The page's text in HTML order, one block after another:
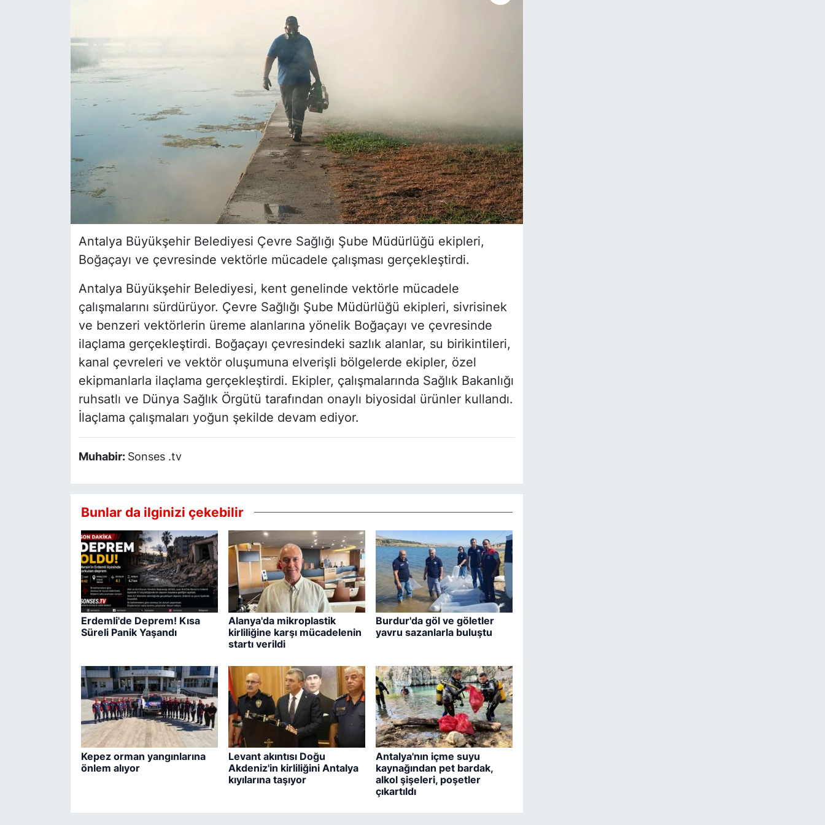
Antalya Büyükşehir Belediyesi Çevre Sağlığı Şube Müdürlüğü ekipleri,
Boğaçayı ve çevresinde vektörle mücadele çalışması gerçekleştirdi.
Antalya Büyükşehir Belediyesi, kent genelinde vektörle mücadele
çalışmalarını sürdürüyor. Çevre Sağlığı Şube Müdürlüğü ekipleri, sivrisinek
ve benzeri vektörlerin üreme alanlarına yönelik Boğaçayı ve çevresinde
ilaçlama gerçekleştirdi. Boğaçayı çevresindeki sazlık alanlar, su birikintileri,
kanal çevreleri ve vektör oluşumuna elverişli bölgelerde ekipler, özel
ekipmanlarla ilaçlama gerçekleştirdi. Ekipler, çalışmalarında Sağlık Bakanlığı
ruhsatlı ve Dünya Sağlık Örgütü tarafından onaylı biyosidal ürünler kullandı.
İlaçlama çalışmaları yoğun şekilde devam ediyor.
Muhabir: Sonses .tv
Bunlar da ilginizi çekebilir
Erdemli'de Deprem! Kısa
Süreli Panik Yaşandı
Alanya'da mikroplastik
kirliliğine karşı mücadelenin
startı verildi
Burdur'da göl ve göletler
yavru sazanlarla buluştu
Kepez orman yangınlarına
önlem alıyor
Levant akıntısı Doğu
Akdeniz'in kirliliğini Antalya
kıyılarına taşıyor
Antalya'nın içme suyu
kaynağından pet bardak,
alkol şişeleri, poşetler
çıkartıldı
Haberde insan